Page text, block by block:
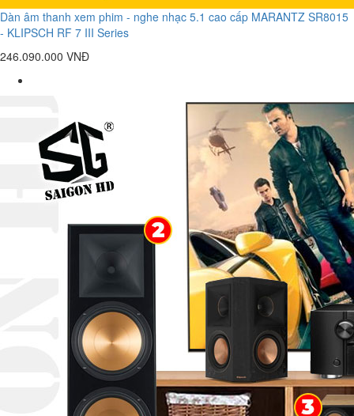
Dàn âm thanh xem phim - nghe nhạc 5.1 cao cấp MARANTZ SR8015
- KLIPSCH RF 7 III Series
246.090.000 VNĐ